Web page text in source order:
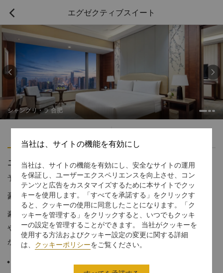
 エグゼクティブスイート
ャングリ・ラ 合肥
 
エグゼクティブスイート
予約受付窓口の電話番号 1 866 565 5050
豪華で快適な空間
豪華なエグゼクティブスイートには、プライベートミーティング
や社交での集まりに最適なリビングルーム、そしてベッドルーム
がございます。
当社は、サイトの機能を有効にし
当社は、サイトの機能を有効にし、安全なサイトの運用
を保証し、ユーザーエクスペリエンスを向上させ、コン
テンツと広告をカスタマイズするために本サイトでクッ
キーを使用します。「すべてを承諾する」をクリックす
ると、クッキーの使用に同意したことになります。「ク
ッキーを管理する」をクリックすると、いつでもクッキ
ーの設定を管理することができます。 当社がクッキーを
使用する方法およびクッキー設定の変更に関する詳細
は、 クッキーポリシーをご覧ください。